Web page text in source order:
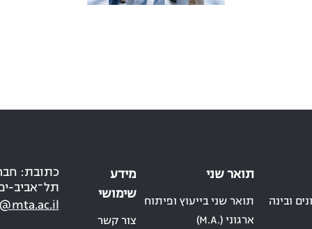
ובינה
תואר שני
תואר שני בייעוץ ופיתוח
ארגוני (.M.A)
מידע
שימושי
צור קשר
תל־אביב-